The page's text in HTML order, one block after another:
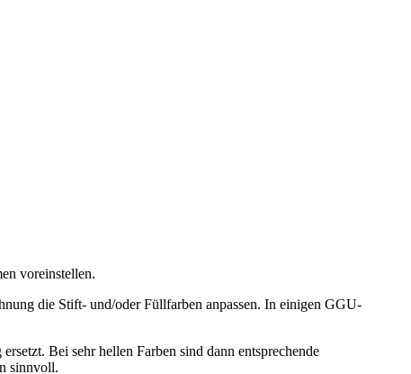
voreinstellen.
die Stift- und/oder Füllfarben anpassen. In einigen GGU-
Bei sehr hellen Farben sind dann entsprechende
sinnvoll.